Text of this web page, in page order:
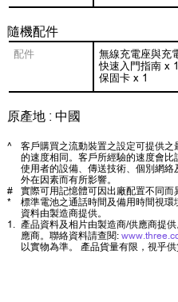
隨機配件
配件
無線充電座與充
快速入門指南 x 1
保固卡 x 1
原產地 : 中國
^
客戶購買之流動裝置之設定可提供
的速度相同。客戶所經驗的速度會比
使用者的設備、傳送技術、個別網
外在因素而有所影響。
#
實際可用記憶體可因出廠配置不同而
*
標準電池之通話時間及備用時間視
資料由製造商提供。
1.
產品資料及相片由製造商/供應商提
應商。聯絡資料請查閱:
以實物為準。 產品貨量有限，視乎供